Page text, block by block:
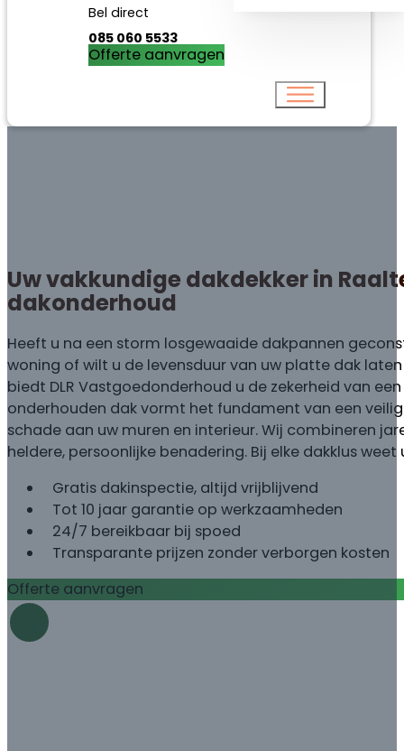
Bel direct
085 060 5533
Offerte aanvragen
Uw vakkundige dakdekker in
dakonderhoud
Heeft u na een storm losgewaaide dakpannen
woning of wilt u de levensduur van uw platte dak
biedt DLR Vastgoedonderhoud u de zekerheid van
onderhouden dak vormt het fundament van een
schade aan uw muren en interieur. Wij combineren
heldere, persoonlijke benadering. Bij elke dakklus
Gratis dakinspectie, altijd vrijblijvend
Tot 10 jaar garantie op werkzaamheden
24/7 bereikbaar bij spoed
Transparante prijzen zonder verborgen kosten
Offerte aanvragen